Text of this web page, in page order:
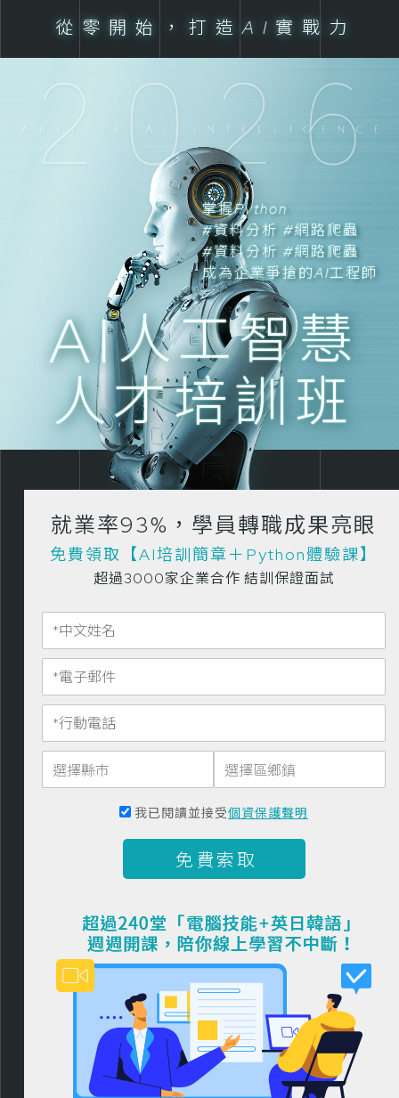
從零開始，打造AI實戰力
掌握Python
#資料分析 #網路爬蟲
#資料分析 #網路爬蟲
成為企業爭搶的AI工程師
AI人工智慧
人才培訓班
就業率93%，學員轉職成果亮眼
免費領取【AI培訓簡章＋Python體驗課】
超過3000家企業合作 結訓保證面試
我已閱讀並接受個資保護聲明